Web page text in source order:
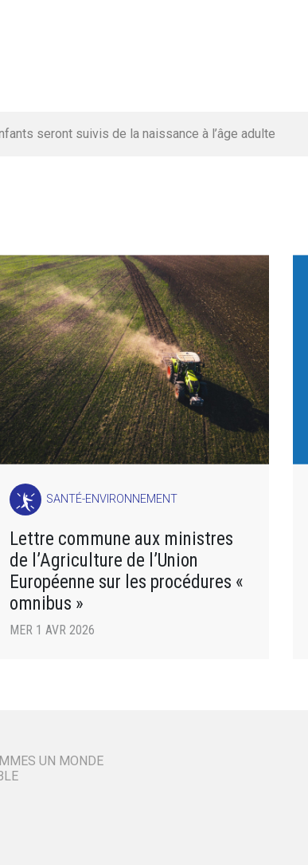
seront suivis de la naissance à l’âge adulte
SANTÉ-ENVIRONNEMENT
Lettre commune aux ministres
de l’Agriculture de l’Union
Européenne sur les procédures «
omnibus »
MER 1 AVR 2026
UN MONDE